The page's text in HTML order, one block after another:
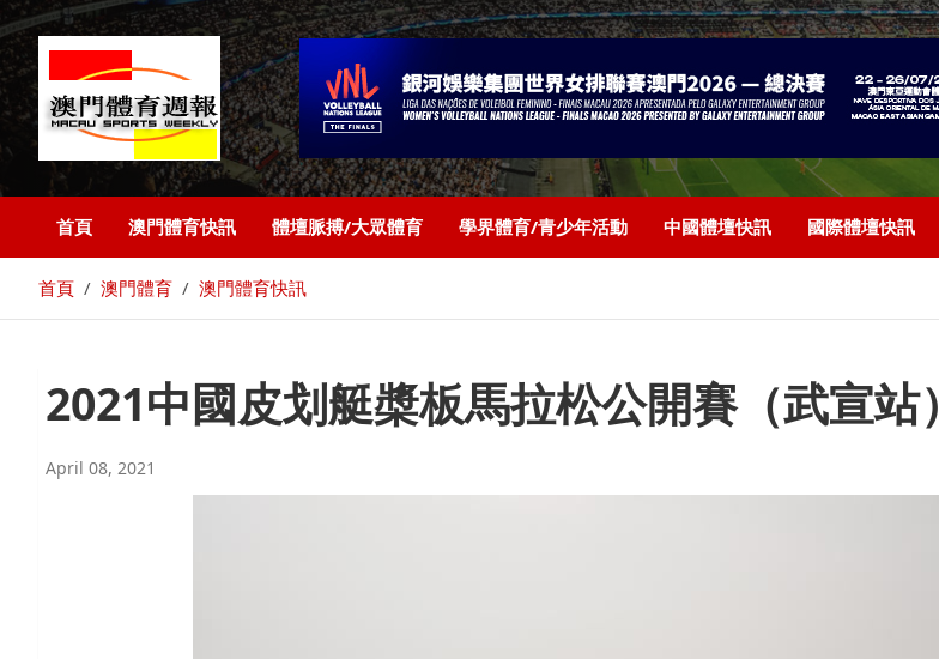
首頁 澳門體育快訊 體壇脈搏/大眾體育 學界體育/青少年活動 中國體壇快訊 國際體壇快訊
首頁 澳門體育 澳門體育快訊
2021中國皮划艇槳板馬拉松公開賽（武宣站）
April 08, 2021